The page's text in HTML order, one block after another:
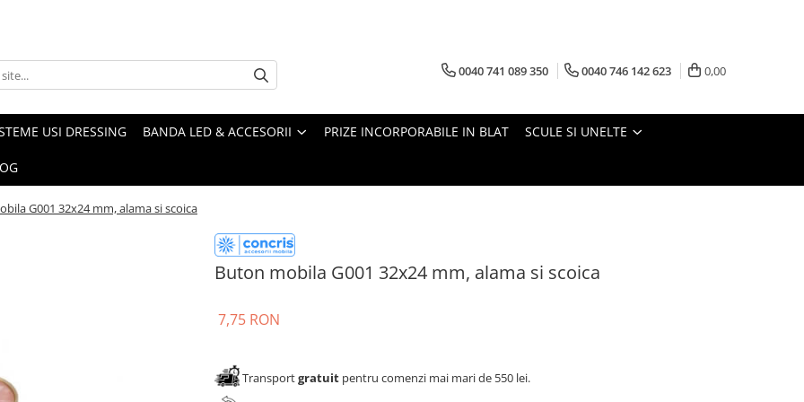
0040 741 089 350 0040 746 142 623 0,00
USI DRESSING BANDA LED & ACCESORII PRIZE INCORPORABILE IN BLAT SCULE SI UNELTE
G001 32x24 mm, alama si scoica
Buton mobila G001 32x24 mm, alama si scoica
7,75 RON
Transportgratuit pentru comenzi mai mari de 550 lei.